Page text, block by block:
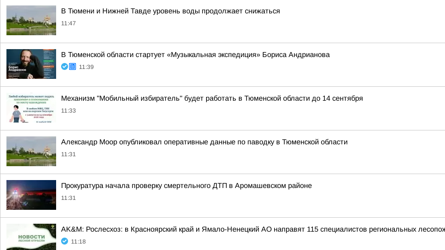
В Тюмени и Нижней Тавде уровень воды продолжает снижаться
11:47
В Тюменской области стартует «Музыкальная экспедиция» Бориса Андрианова
11:39
Механизм "Мобильный избиратель" будет работать в Тюменской области до 14 сентября
11:33
Александр Моор опубликовал оперативные данные по паводку в Тюменской области
11:31
Прокуратура начала проверку смертельного ДТП в Аромашевском районе
11:31
AK&M: Рослесхоз: в Красноярский край и Ямало-Ненецкий АО направят 115 специалистов региональных
11:18